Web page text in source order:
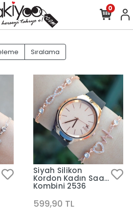
0
Sıralama
Siyah Silikon
Kordon Kadın Saat
Kombini 2536
599,90 TL